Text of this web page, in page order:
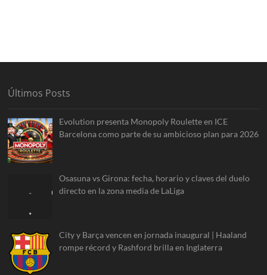
Últimos Posts
Evolution presenta Monopoly Roulette en ICE
Barcelona como parte de su ambicioso plan para 2026
Osasuna vs Girona: fecha, horario y claves del duelo
directo en la zona media de LaLiga
City y Barça vencen en jornada inaugural | Haaland
rompe récord y Rashford brilla en Inglaterra